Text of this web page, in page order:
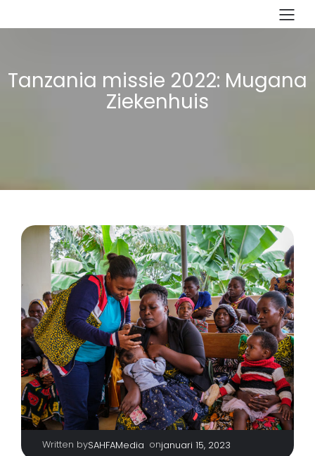
Tanzania missie 2022: Mugana
Ziekenhuis
Written bySAHFAMedia onjanuari 15, 2023